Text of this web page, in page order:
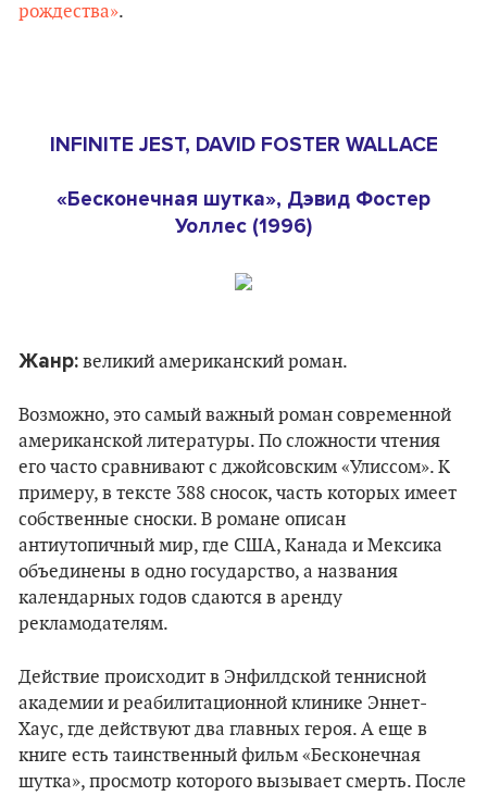
рождества».
INFINITE JEST, DAVID FOSTER WALLACE
«Бесконечная шутка», Дэвид Фостер
Уоллес (1996)
Жанр: великий американский роман.
Возможно, это самый важный роман современной
американской литературы. По сложности чтения
его часто сравнивают с джойсовским «Улиссом». К
примеру, в тексте 388 сносок, часть которых имеет
собственные сноски. В романе описан
антиутопичный мир, где США, Канада и Мексика
объединены в одно государство, а названия
календарных годов сдаются в аренду
рекламодателям.
Действие происходит в Энфилдской теннисной
академии и реабилитационной клинике Эннет-
Хаус, где действуют два главных героя. А еще в
книге есть таинственный фильм «Бесконечная
шутка», просмотр которого вызывает смерть. После